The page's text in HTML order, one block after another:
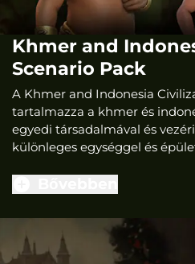
Khmer and
Scenario Pack
A Khmer and Indonesia
tartalmazza a khmer és
egyedi társadalmával és
különleges egységgel és